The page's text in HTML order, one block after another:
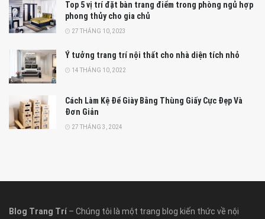
Top 5 vị trí đặt bàn trang điểm trong phòng ngủ hợp
phong thủy cho gia chủ
27 THÁNG 10, 2023
Ý tưởng trang trí nội thất cho nhà diện tích nhỏ
14 THÁNG 10, 2022
Cách Làm Kệ Để Giày Bằng Thùng Giấy Cực Đẹp Và
Đơn Giản
27 THÁNG 3, 2024
Blog Trang Trí – Chúng tôi là một trang blog kiến thức về nội